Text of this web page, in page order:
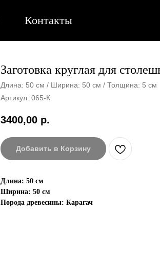
Контакты
Заготовка круглая для
Длина: 50 см / Ширина: 50 см / Толщина: 5 см
Артикул: 065-К
3400,00 р.
Добавить в Корзину
Длина: 50 см
Ширина: 50 см
Порода древесины: Карагач